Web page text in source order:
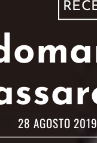
28 AGOSTO 2019